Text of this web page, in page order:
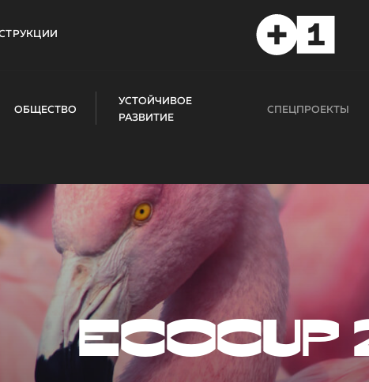
ОБЩЕСТВО
УСТОЙЧИВОЕ
РАЗВИТИЕ
СПЕЦПРОЕКТЫ
ECOCUP